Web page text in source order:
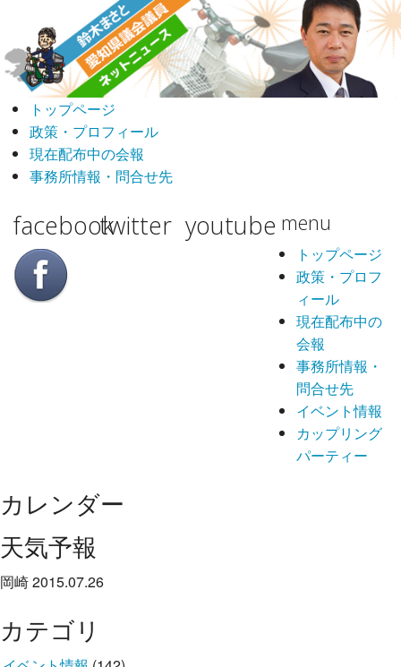
トップページ
政策・プロフィール
現在配布中の会報
事務所情報・問合せ先
facebooktwitter youtube menu
トップページ
政策・プロフ
ィール
現在配布中の
会報
事務所情報・
問合せ先
イベント情報
カップリング
パーティー
カレンダー
天気予報
岡崎 2015.07.26
カテゴリ